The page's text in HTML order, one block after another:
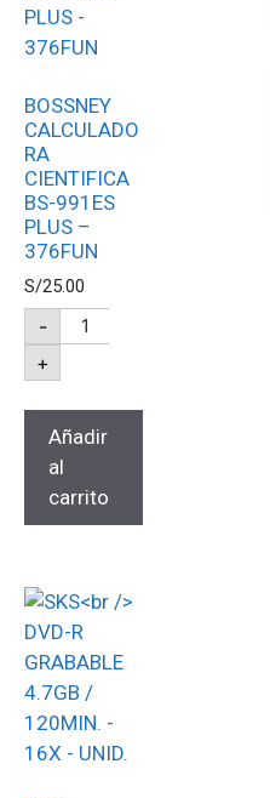
BOSSNEY
CALCULADO
RA
CIENTIFICA
BS-991ES
PLUS –
376FUN
S/25.00
-
+
Añadir
al
carrito